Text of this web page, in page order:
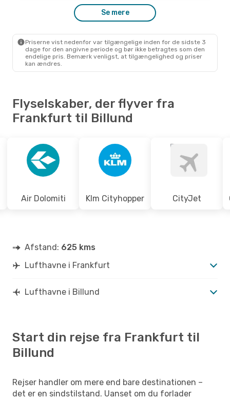
- Søn. 20. Sep.
FRA- BLL
LufthansaDirekte
BLL- FRA
Se mere
Priserne vist nedenfor var tilgængelige inden for de sidste 3
dage for den angivne periode og bør ikke betragtes som den
endelige pris. Bemærk venligst, at tilgængelighed og priser
kan ændres.
Flyselskaber, der flyver fra
Frankfurt til Billund
Air Dolomiti Klm Cityhopper CityJet
Afstand: 625 kms
Lufthavne i Frankfurt
Lufthavne i Billund
Start din rejse fra Frankfurt til
Billund
Rejser handler om mere end bare destinationen –
det er en sindstilstand. Uanset om du forlader